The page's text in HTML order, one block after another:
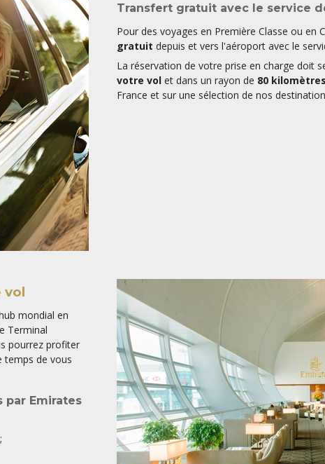
Transfert gratuit avec le service
Pour des voyages en Première Classe ou en
gratuit depuis et vers l'aéroport avec le
La réservation de votre prise en charge doit
votre vol et dans un rayon de 80 kilomètres
France et sur une sélection de nos
vol
mondial en
Terminal
pourrez profiter
temps de vous
par Emirates